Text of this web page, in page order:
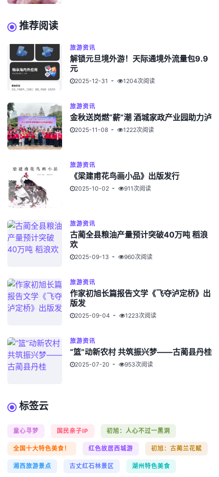
推荐阅读
旅游资讯
解锁元旦境外游！天际通境外流量包9.9
元
2025-12-31 1204次阅读
旅游资讯
金秋送岗燃“薪”潮 酒城家政产业园助力泸
2025-11-08 1222次阅读
旅游资讯
《梁建甫花鸟画小品》出版发行
2025-10-02 911次阅读
旅游资讯
古蔺全县粮油产量预计突破40万吨 稻浪
欢
2025-09-13 960次阅读
旅游资讯
作家初旭长篇报告文学《飞夺泸定桥》出
版发
2025-09-04 1223次阅读
旅游资讯
“篮”动新农村 共筑振兴梦——古蔺县丹桂
2025-07-20 953次阅读
标签云
童心寻梦 国民亲子IP 初旭：人心不过一黑洞
全国十大特色美食！ 红色故居西城游 初旭：古蔺兰花赋
湘西旅游景点 古丈红石林景区 湖州特色美食